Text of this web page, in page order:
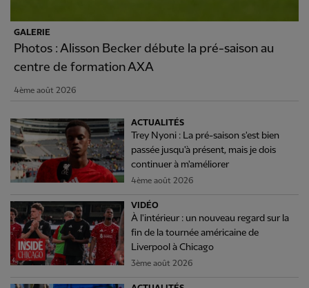
GALERIE
Photos : Alisson Becker débute la pré-saison au
centre de formation AXA
4ème août 2026
ACTUALITÉS
Trey Nyoni : La pré-saison s'est bien
passée jusqu'à présent, mais je dois
continuer à m'améliorer
4ème août 2026
VIDÉO
À l'intérieur : un nouveau regard sur la
fin de la tournée américaine de
Liverpool à Chicago
3ème août 2026